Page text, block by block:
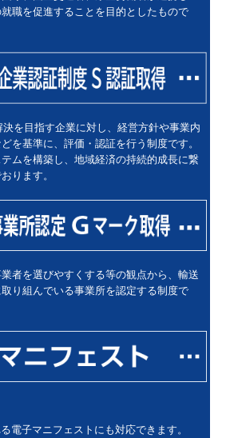
職を促進することを目的としたもので
を目指す企業に対し、経営方針や事業内
を基準に、評価・認証を行う制度です。
ムを構築し、地域経済の持続的成長に繋
ります。
者を選びやすくする等の観点から、輸送
り組んでいる事業所を認定する制度で
電子マニフェストにも対応できます。